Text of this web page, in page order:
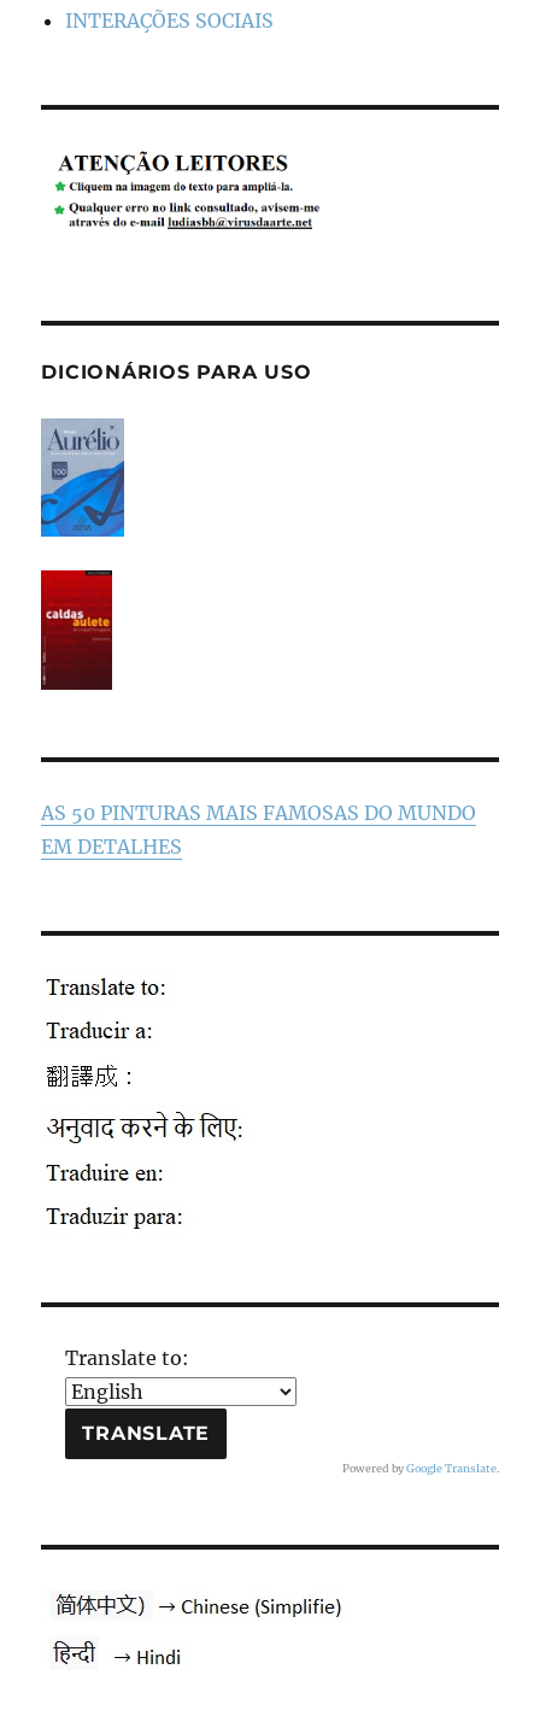
INTERAÇÕES SOCIAIS
DICIONÁRIOS PARA USO
AS 50 PINTURAS MAIS FAMOSAS DO MUNDO
EM DETALHES
Translate to:
Powered byGoogle Translate.